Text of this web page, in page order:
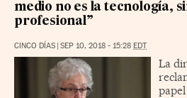
medio no es la tecnología,
profesional”
CINCO DÍAS | SEP 10, 2018 - 15:28 EDT
La